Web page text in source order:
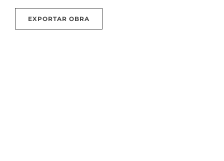
EXPORTAR OBRA